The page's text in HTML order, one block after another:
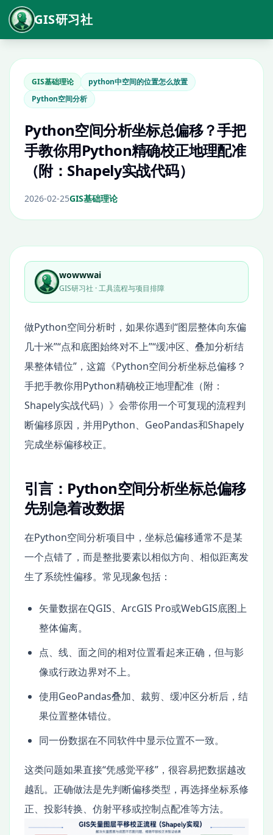
GIS研习社
GIS基础理论
python中空间的位置怎么放置
Python空间分析
Python空间分析坐标总偏移？手把
手教你用Python精确校正地理配准
（附：Shapely实战代码）
2026-02-25GIS基础理论
wowwwai
GIS研习社 · 工具流程与项目排障
做Python空间分析时，如果你遇到“图层整体向东偏
几十米”“点和底图始终对不上”“缓冲区、叠加分析结
果整体错位”，这篇《Python空间分析坐标总偏移？
手把手教你用Python精确校正地理配准（附：
Shapely实战代码）》会带你用一个可复现的流程判
断偏移原因，并用Python、GeoPandas和Shapely
完成坐标偏移校正。
引言：Python空间分析坐标总偏移
先别急着改数据
在Python空间分析项目中，坐标总偏移通常不是某
一个点错了，而是整批要素以相似方向、相似距离发
生了系统性偏移。常见现象包括：
矢量数据在QGIS、ArcGIS Pro或WebGIS底图上
整体偏离。
点、线、面之间的相对位置看起来正确，但与影
像或行政边界对不上。
使用GeoPandas叠加、裁剪、缓冲区分析后，结
果位置整体错位。
同一份数据在不同软件中显示位置不一致。
这类问题如果直接“凭感觉平移”，很容易把数据越改
越乱。正确做法是先判断偏移类型，再选择坐标系修
正、投影转换、仿射平移或控制点配准等方法。